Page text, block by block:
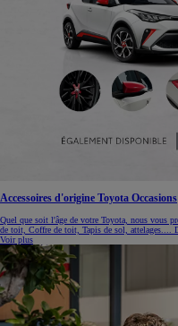
Accessoires d'origine Toyota Occasions
Quel que soit l'âge de votre Toyota, nous vous
de toit, Coffre de toit, Tapis de sol, attelages....
Voir plus